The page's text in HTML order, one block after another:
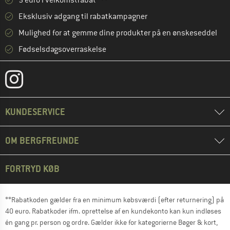
Eksklusiv adgang til rabatkampagner
Mulighed for at gemme dine produkter på en ønskeseddel
Fødselsdagsoverraskelse
KUNDESERVICE
OM BERGFREUNDE
FORTRYD KØB
**Rabatkoden gælder fra en minimum købsværdi (efter returnering) på
40 euro. Rabatkoder ifm. oprettelse af en kundekonto kan kun indløses
én gang pr. person og ordre. Gælder ikke for kategorierne Bøger & kort,